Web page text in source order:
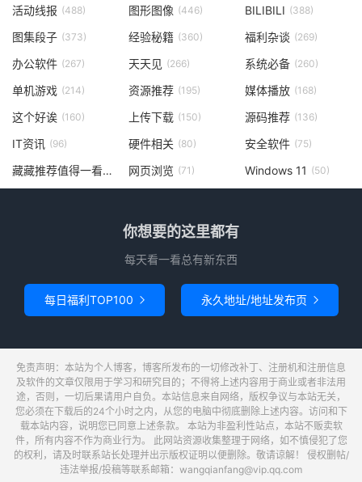
活动线报 (488) 图形图像 (446) BILIBILI (388)
图集段子 (373) 经验秘籍 (360) 福利杂谈 (269)
办公软件 (267) 天天见 (266) 系统必备 (260)
单机游戏 (214) 资源推荐 (195) 媒体播放 (168)
这个好诶 (160) 上传下载 (150) 源码推荐 (136)
IT资讯 (96) 硬件相关 (80) 安全软件 (75)
藏藏推荐值得一看 网页浏览 (71) Windows 11 (50)
你想要的这里都有
每天看一看总有新东西
每日福利TOP100  永久地址/地址发布页 
免责声明：本站为个人博客，博客所发布的一切修改补丁、注册机和注册信息
及软件的文章仅限用于学习和研究目的；不得将上述内容用于商业或者非法用
途，否则，一切后果请用户自负。本站信息来自网络，版权争议与本站无关，
您必须在下载后的24个小时之内，从您的电脑中彻底删除上述内容。访问和下
载本站内容，说明您已同意上述条款。 本站为非盈利性站点，本站不贩卖软
件，所有内容不作为商业行为。 此网站资源收集整理于网络，如不慎侵犯了您
的权利，请及时联系站长处理并出示版权证明以便删除。敬请谅解！ 侵权删帖/
违法举报/投稿等联系邮箱：wangqianfang@vip.qq.com